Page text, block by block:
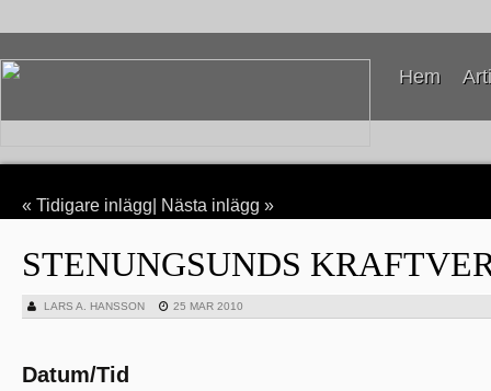
Hem
« Tidigare inlägg Nästa inlägg »
STENUNGSUNDS
LARS A. HANSSON 25 MAR 2010
Datum/Tid